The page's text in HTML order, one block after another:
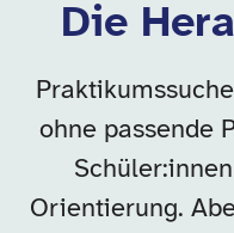
Die
ohne passende
Orientierung.